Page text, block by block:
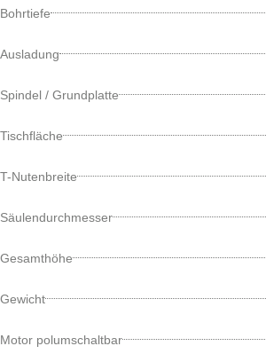
Bohrtiefe
Ausladung
Spindel / Grundplatte
Tischfläche
T-Nutenbreite
Säulendurchmesser
Gesamthöhe
Gewicht
Motor polumschaltbar